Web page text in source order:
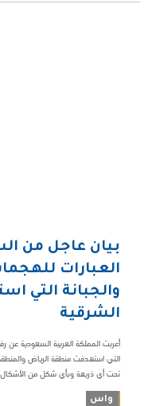
بيان عاجل من
العبارات
والجبانة التي
الشرقية
أعربت المملكة العربية السعودية عن
التي استهدفت منطقة الرياض
تحت أي ذريعة وبأي شكل من الأشكال،
واس